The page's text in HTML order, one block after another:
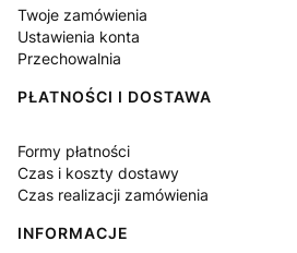
Twoje zamówienia
Ustawienia konta
Przechowalnia
PŁATNOŚCI I DOSTAWA
Formy płatności
Czas i koszty dostawy
Czas realizacji zamówienia
INFORMACJE